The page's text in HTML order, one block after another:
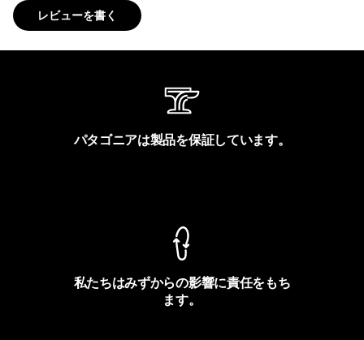
レビューを書く
パタゴニアは製品を保証しています。
私たちはみずからの影響に責任をもち
ます。